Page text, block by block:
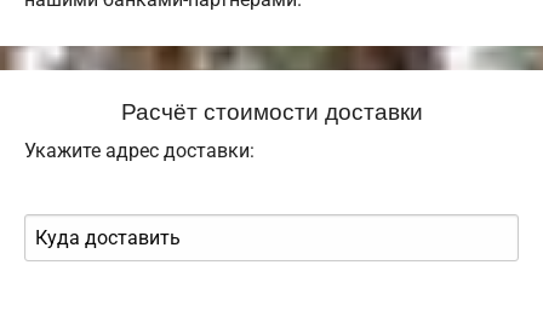
Расчёт стоимости доставки
Укажите адрес доставки: